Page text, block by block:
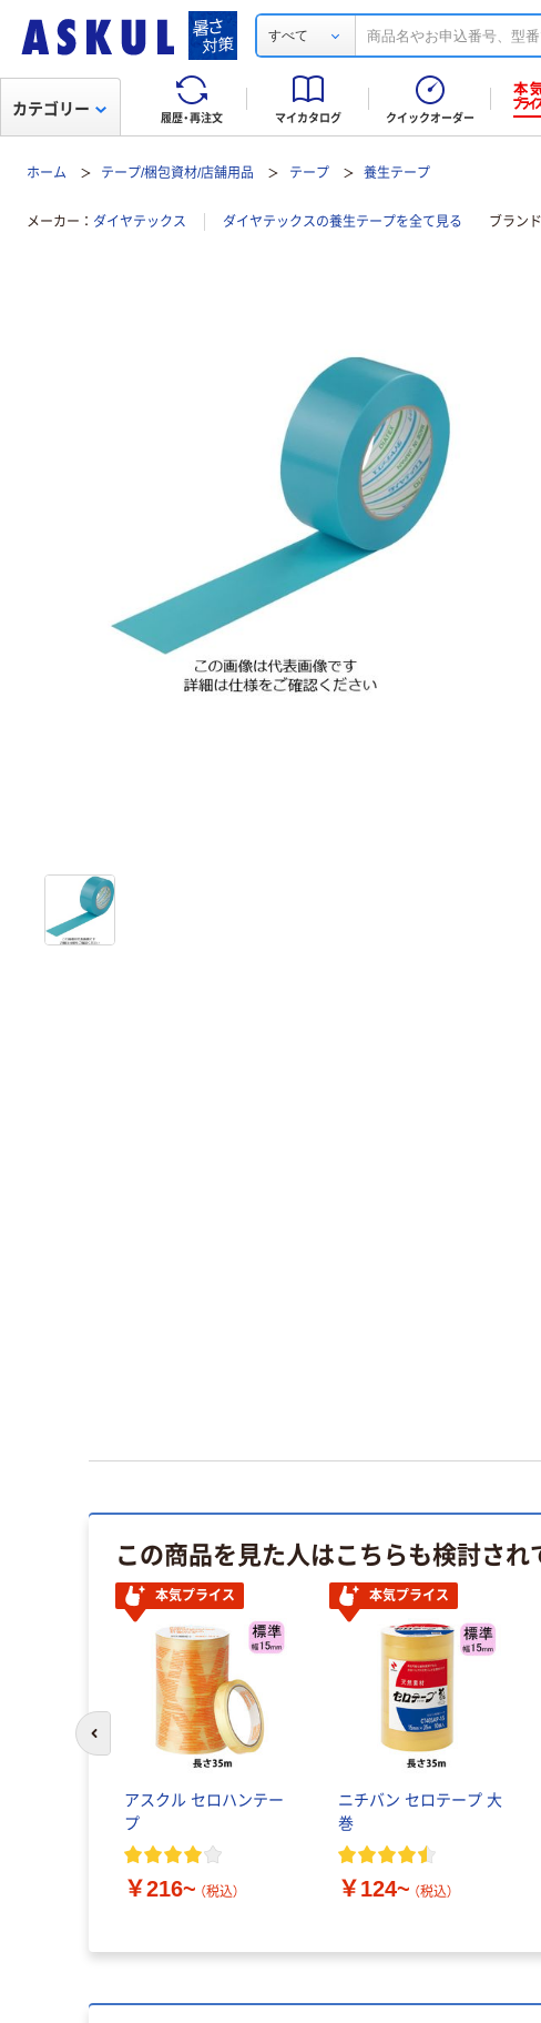
すべて
履歴・再注文 マイカタログ クイックオーダー
カテゴリー
ホーム テープ/梱包資材/店舗用品 テープ 養生テープ
メーカー ダイヤテックス ダイヤテックスの養生テープを全て見る ブランド
この商品を見た人はこちらも検討され
本気プライス
アスクル セロハンテー
プ
￥216~ （税込）
本気プライス
ニチバン セロテープ 大
巻
￥124~ （税込）
前のスライドへ